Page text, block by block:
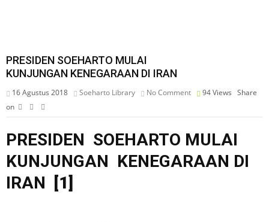
PRESIDEN SOEHARTO MULAI
KUNJUNGAN KENEGARAAN DI IRAN
16 Agustus 2018 Soeharto Library No Comment 94Views Share
on
PRESIDEN SOEHARTO MULAI
KUNJUNGAN KENEGARAAN DI
IRAN
[1]